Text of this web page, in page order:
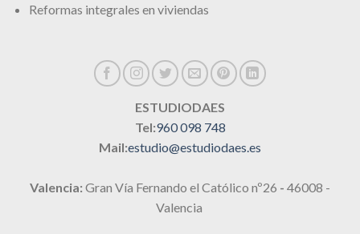
Reformas integrales en viviendas
ESTUDIODAES
Tel:960 098 748
Mail:estudio@estudiodaes.es
Valencia: Gran Vía Fernando el Católico nº26 - 46008 -
Valencia